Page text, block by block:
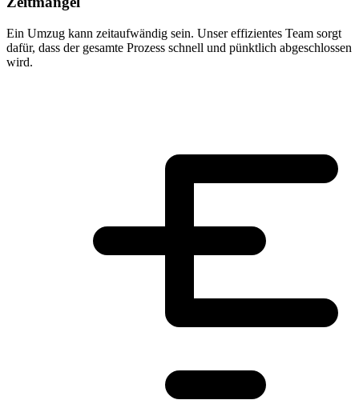
Ein Umzug kann zeitaufwändig sein. Unser effizientes Team sorgt
dafür, dass der gesamte Prozess schnell und pünktlich abgeschlossen
wird.